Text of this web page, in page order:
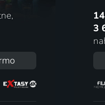
Prípady 1.
2014 | Česká
3